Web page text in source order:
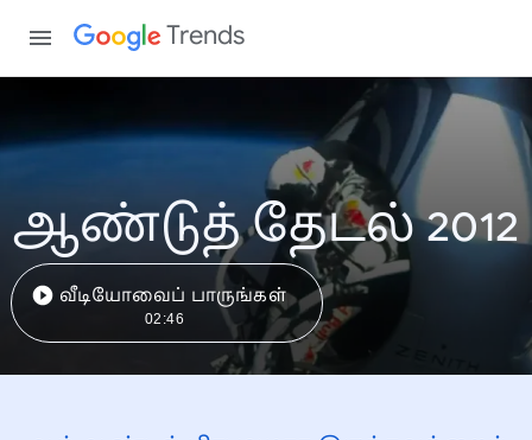
Trends
ஆண்டுத் தேடல் 2012
வீடியோவைப் பாருங்கள்
02:46